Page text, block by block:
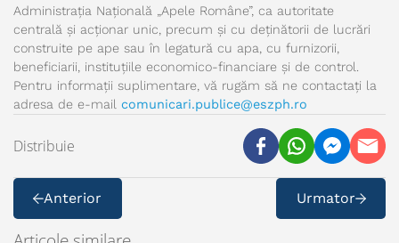
Administrația Națională „Apele Române”, ca autoritate
centrală și acționar unic, precum și cu deținătorii de lucrări
construite pe ape sau în legatură cu apa, cu furnizorii,
beneficiarii, instituțiile economico-financiare și de control.
Pentru informații suplimentare, vă rugăm să ne contactați la
adresa de e-mail comunicari.publice@eszph.ro
Distribuie
Anterior Urmator